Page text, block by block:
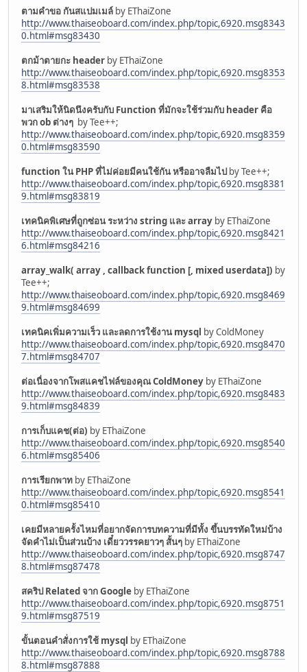
ตามคำขอ กันสแปมเมล์ by EThaiZone
http://www.thaiseoboard.com/index.php/topic,6920.msg8343
0.html#msg83430
ตกม้าตายกะ header by EThaiZone
http://www.thaiseoboard.com/index.php/topic,6920.msg8353
8.html#msg83538
มาเสริมให้นิดนึงครับกับ Function ที่มักจะใช้ร่วมกับ header คือ
พวก ob ต่างๆ by Tee++;
http://www.thaiseoboard.com/index.php/topic,6920.msg8359
0.html#msg83590
function ใน PHP ที่ไม่ค่อยมีคนใช้กัน หรืออาจลืมไปby Tee++;
http://www.thaiseoboard.com/index.php/topic,6920.msg8381
9.html#msg83819
เทคนิคพิเศษที่ถูกซ่อน ระหว่าง string และ array by EThaiZone
http://www.thaiseoboard.com/index.php/topic,6920.msg8421
6.html#msg84216
array_walk( array , callback function [, mixed userdata]) by
Tee++;
http://www.thaiseoboard.com/index.php/topic,6920.msg8469
9.html#msg84699
เทคนิคเพิ่มความเร็ว และลดการใช้งาน mysql by ColdMoney
http://www.thaiseoboard.com/index.php/topic,6920.msg8470
7.html#msg84707
ต่อเนื่องจากโพสแคชไฟล์ของคุณ ColdMoney by EThaiZone
http://www.thaiseoboard.com/index.php/topic,6920.msg8483
9.html#msg84839
การเก็บแคช(ต่อ) by EThaiZone
http://www.thaiseoboard.com/index.php/topic,6920.msg8540
6.html#msg85406
การเรียกพาท by EThaiZone
http://www.thaiseoboard.com/index.php/topic,6920.msg8541
0.html#msg85410
เคยมีหลายครั้งไหมที่อยากจัดการบทความที่มีทั้ง ขึ้นบรรทัดใหม่บ้าง
จัดคำไม่เป็นส่วนบ้าง เดี๋ยววรรคยาวๆ สั้นๆ by EThaiZone
http://www.thaiseoboard.com/index.php/topic,6920.msg8747
8.html#msg87478
สคริป Related จาก Google by EThaiZone
http://www.thaiseoboard.com/index.php/topic,6920.msg8751
9.html#msg87519
ขั้นตอนคำสั่งการใช้ mysql by EThaiZone
http://www.thaiseoboard.com/index.php/topic,6920.msg8788
8.html#msg87888